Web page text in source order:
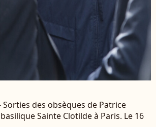
Sorties des obsèques de Patrice
Sainte Clotilde à Paris. Le 16